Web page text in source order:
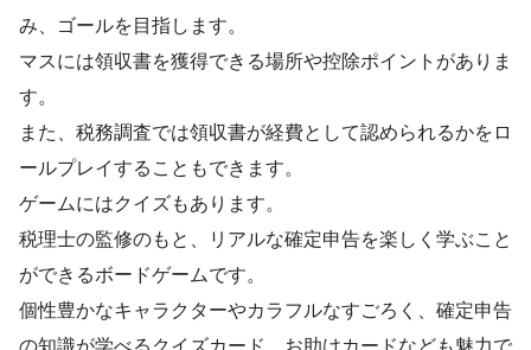
み、ゴールを目指します。
マスには領収書を獲得できる場所や控除ポイントがありま
す。
また、税務調査では領収書が経費として認められるかをロ
ールプレイすることもできます。
ゲームにはクイズもあります。
税理士の監修のもと、リアルな確定申告を楽しく学ぶこと
ができるボードゲームです。
個性豊かなキャラクターやカラフルなすごろく、確定申告
の知識が学べるクイズカード、お助けカードなども魅力で